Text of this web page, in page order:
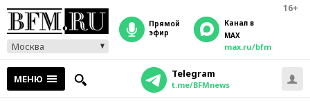
16+
Москва
прямой
эфир
Канал в
MAX
max.ru/bfm
МЕНЮ Telegram
t.me/BFMnews